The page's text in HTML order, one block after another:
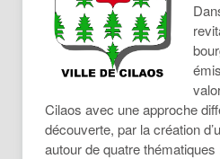
Cilaos avec une approche
découverte, par la création
autour de quatre thématiques